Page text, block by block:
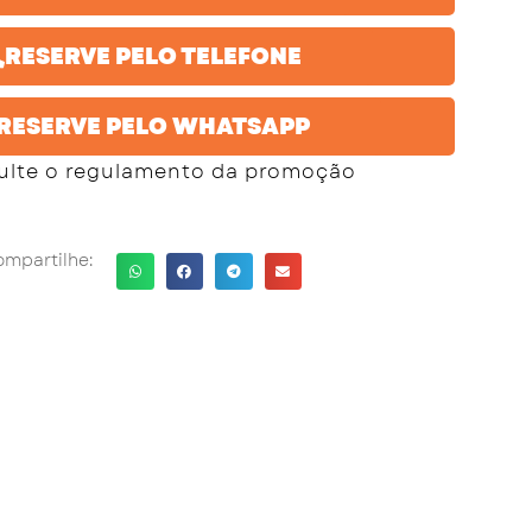
RESERVE PELO TELEFONE
PELO WHATSAPP
o regulamento da promoção